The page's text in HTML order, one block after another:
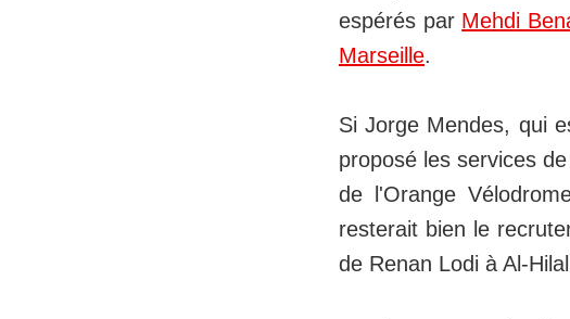
espérés par Mehdi
Marseille.
Si Jorge Mendes, qui
proposé les services
de l'Orange
resterait bien le
de Renan Lodi à Al-